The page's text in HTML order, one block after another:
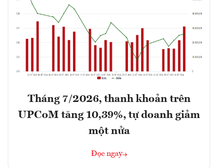
Tháng 7/2026, thanh khoản trên
UPCoM tăng 10,39%, tự doanh giảm
một nửa
Đọc ngay